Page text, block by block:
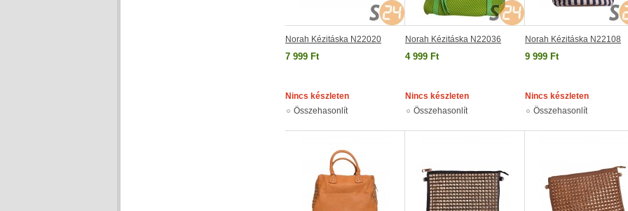
Norah Kézitáska N22020
7 999 Ft
Nincs készleten
Összehasonlít
Norah Kézitáska N22036
4 999 Ft
Nincs készleten
Összehasonlít
Norah Kézitáska N22108
9 999 Ft
Nincs készleten
Összehasonlít